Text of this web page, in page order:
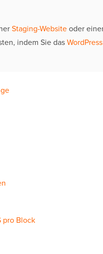
Staging-Websiteoder
indem Sie das
pro Block